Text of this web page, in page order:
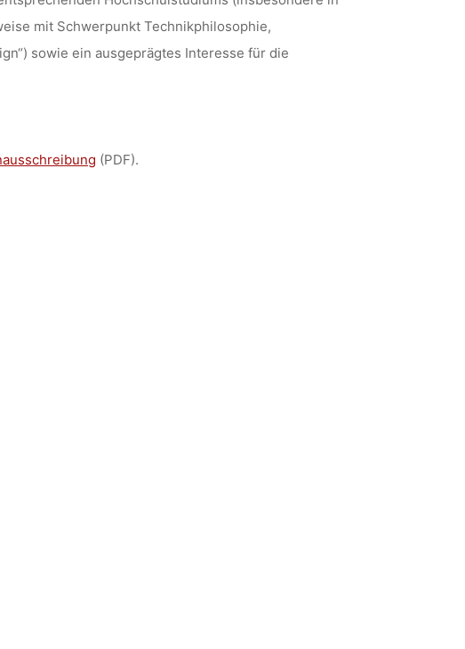
mit Schwerpunkt Technikphilosophie,
sowie ein ausgeprägtes Interesse für die
(PDF).